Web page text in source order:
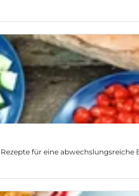
für eine abwechslungsreiche